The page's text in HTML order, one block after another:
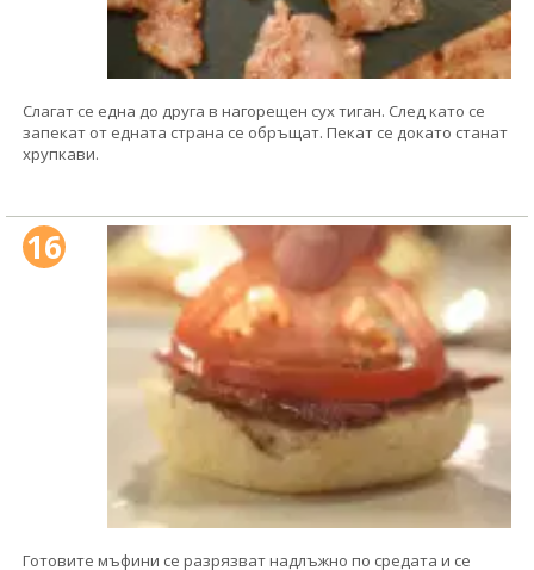
Слагат се една до друга в нагорещен сух тиган. След като се
запекат от едната страна се обръщат. Пекат се докато станат
хрупкави.
16
Готовите мъфини се разрязват надлъжно по средата и се